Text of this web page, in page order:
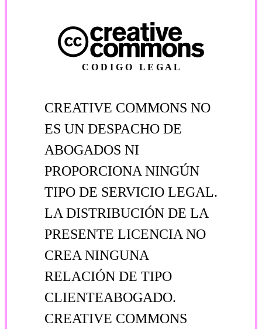
C O D I G O L E G A L
CREATIVE COMMONS NO
ES UN DESPACHO DE
ABOGADOS NI
PROPORCIONA NINGÚN
TIPO DE SERVICIO LEGAL.
LA DISTRIBUCIÓN DE LA
PRESENTE LICENCIA NO
CREA NINGUNA
RELACIÓN DE TIPO
CLIENTE­ABOGADO.
CREATIVE COMMONS